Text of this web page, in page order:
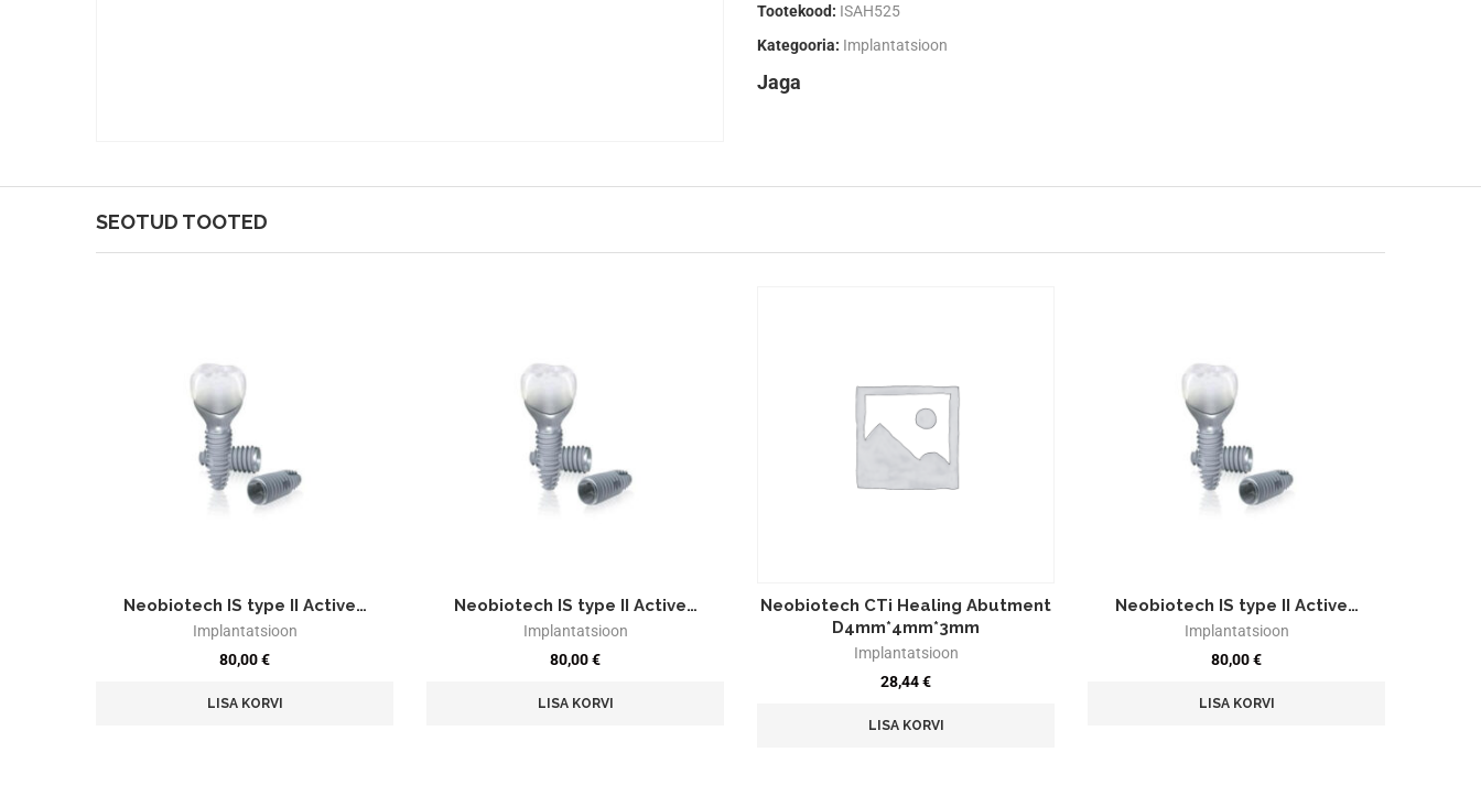
Tootekood: ISAH525
Kategooria: Implantatsioon
Jaga
SEOTUD TOOTED
Neobiotech IS type II Active…
Implantatsioon
80,00€
LISA KORVI
Neobiotech IS type II Active…
Implantatsioon
80,00€
LISA KORVI
Neobiotech CTi Healing Abutment
D4mm*4mm*3mm
Implantatsioon
28,44€
LISA KORVI
Neobiotech IS type II Active…
Implantatsioon
80,00€
LISA KORVI